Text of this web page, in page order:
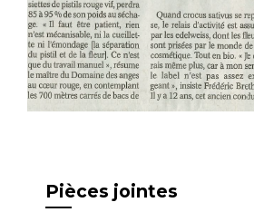
Pièces jointes